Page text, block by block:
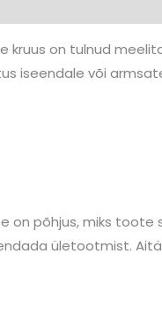
kruus on tulnud
iseendale või
on põhjus, miks toote
ületootmist.